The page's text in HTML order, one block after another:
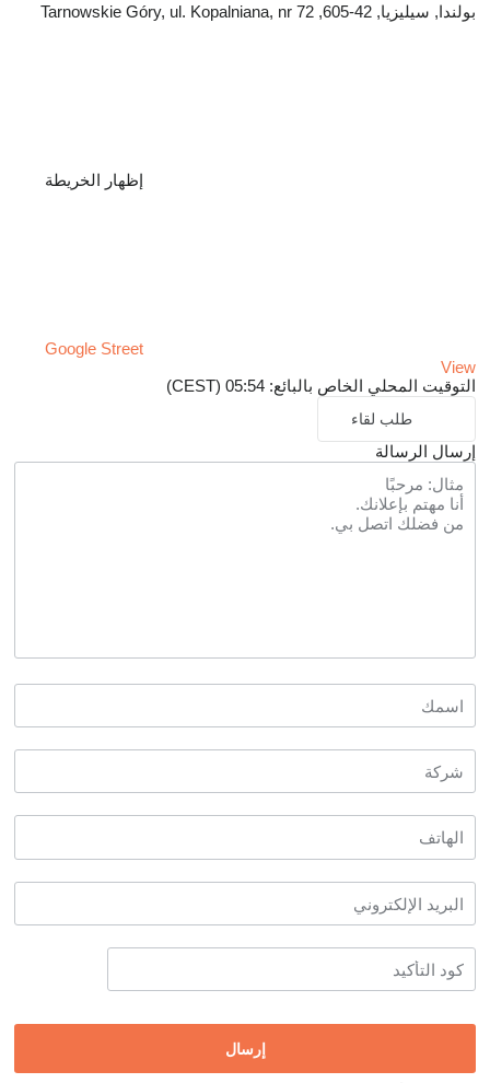
بولندا, سيليزيا, 42-605, Tarnowskie Góry, ul. Kopalniana, nr 72
إظهار الخريطة
Google Street
View
التوقيت المحلي الخاص بالبائع: 05:54 (CEST)
طلب لقاء
إرسال الرسالة